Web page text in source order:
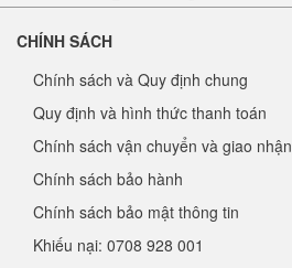
CHÍNH SÁCH
Chính sách và Quy định chung
Quy định và hình thức thanh toán
Chính sách vận chuyển và giao nhận
Chính sách bảo hành
Chính sách bảo mật thông tin
Khiếu nại: 0708 928 001